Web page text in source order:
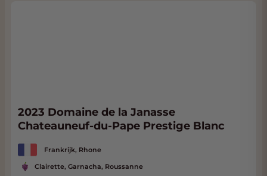
2023 Domaine de la Janasse
Chateauneuf-du-Pape Prestige Blanc
Frankrijk, Rhone
Clairette, Garnacha, Roussanne